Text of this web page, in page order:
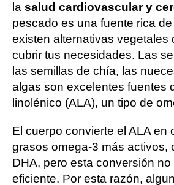
la salud cardiovascular y
pescado es una fuente rica
existen alternativas vegetales
cubrir tus necesidades. Las
las semillas de chía, las
algas son excelentes fuentes
linolénico (ALA), un tipo de
El cuerpo convierte el ALA en
grasos omega-3 más activos,
DHA, pero esta conversión
eficiente. Por esta razón,